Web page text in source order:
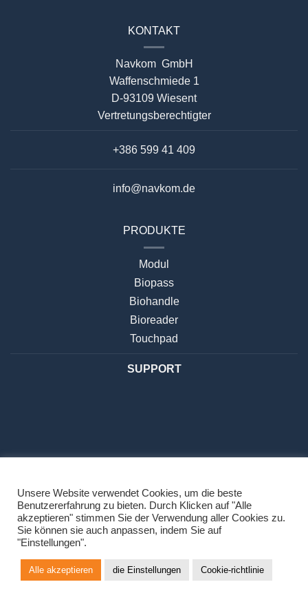
KONTAKT
Navkom GmbH
Waffenschmiede 1
D-93109 Wiesent
Vertretungsberechtigter
+386 599 41 409
info@navkom.de
PRODUKTE
Modul
Biopass
Biohandle
Bioreader
Touchpad
SUPPORT
DATENSCHUTZBESTIMMUNGEN
Unsere Website verwendet Cookies, um die beste
Benutzererfahrung zu bieten. Durch Klicken auf "Alle
akzeptieren" stimmen Sie der Verwendung aller Cookies zu.
Sie können sie auch anpassen, indem Sie auf
"Einstellungen".
Alle akzeptieren die Einstellungen Cookie-richtlinie